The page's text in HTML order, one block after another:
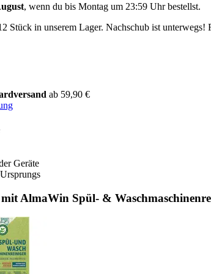
, wenn du bis Montag um 23:59 Uhrbestellst.
Stück in unserem Lager. Nachschub ist
ab 59,90 €
Geräte
AlmaWin Spül- &